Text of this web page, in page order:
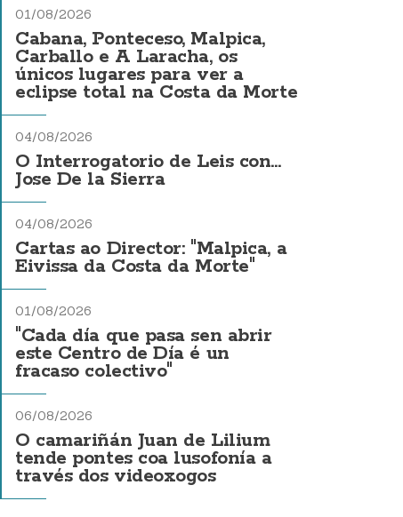
01/08/2026
Cabana, Ponteceso, Malpica,
Carballo e A Laracha, os
únicos lugares para ver a
eclipse total na Costa da Morte
04/08/2026
O Interrogatorio de Leis con...
Jose De la Sierra
04/08/2026
Cartas ao Director: "Malpica, a
Eivissa da Costa da Morte"
01/08/2026
"Cada día que pasa sen abrir
este Centro de Día é un
fracaso colectivo"
06/08/2026
O camariñán Juan de Lilium
tende pontes coa lusofonía a
través dos videoxogos